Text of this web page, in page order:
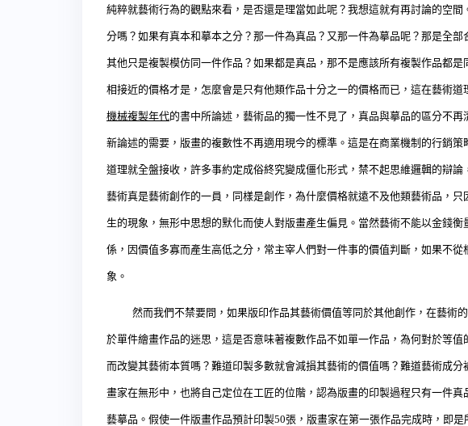
純粹就藝術行為的觀點來看，是否還是理當如此呢？我想這就有再討論的空
分嗎？如果有真本和摹本之分？那一件為真品？ 又那一件為摹品呢？ 那是全部
其他只是複製模仿同一件作品？如果都是真品，那不是應該所有複製作品都
相接近的價格才是，怎麼會是只有他類作品十分之一的價格而已，這在藝術
機械複製年代的書中所論述，藝術品的獨一性不見了，真品與摹品的區分不
新論述的需要，版畫的複數性不再適用現今的標準。這是在商業機制的行銷
道理就全盤接收，許多事約定成俗終究變成僵化形式，禁不起思維邏輯的辯
藝術真是藝術創作的一員，同樣是創作，為什麼價格就遠不及他類藝術品，
生的現象，無形中思想的默化而使人對版畫產生偏見。當然藝術不能以金錢
係，因價值多寡而產生高低之分，常主宰人們對一件事的價值判斷，如果不
象。
然而我們不禁要問，如果版印作品其藝術價值等同於其他創作，在藝術
於單件繪畫作品的迷思，這是否意味著複數作品不如單一作品，為何對於等
而改變其藝術本質嗎？難道印製多數就會減損其藝術的價值嗎？難道藝術成分
畫家在無形中，也將自己定位在工匠的位階，認為版畫的印製過程只有一件
藝摹品。假使一件版畫作品預計印製50張，版畫家在第一張作品完成時，即